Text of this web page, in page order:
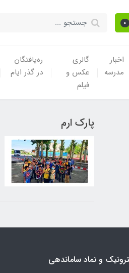
0
اخبار
مدرسه
گالری
عکس و
فیلم
ره‌یافتگان
در گذر ایام
پارک ارم
و نماد ساماندهی